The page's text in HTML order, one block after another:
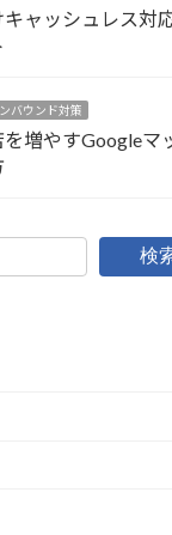
ャッシュレス対
バウンド対策
増やすGoogleマ
検